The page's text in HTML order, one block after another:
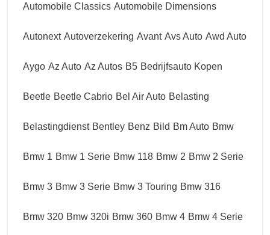
Automobile Classics Automobile Dimensions
Autonext Autoverzekering Avant Avs Auto Awd Auto
Aygo Az Auto Az Autos B5 Bedrijfsauto Kopen
Beetle Beetle Cabrio Bel Air Auto Belasting
Belastingdienst Bentley Benz Bild Bm Auto Bmw
Bmw 1 Bmw 1 Serie Bmw 118 Bmw 2 Bmw 2 Serie
Bmw 3 Bmw 3 Serie Bmw 3 Touring Bmw 316
Bmw 320 Bmw 320i Bmw 360 Bmw 4 Bmw 4 Serie